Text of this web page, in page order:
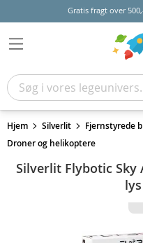
Gratis fragt over
Hjem Silverlit
Fjernstyrede
Droner og helikoptere
Silverlit Flybotic Sky